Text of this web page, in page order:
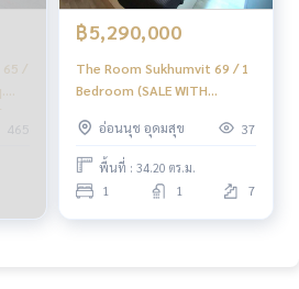
65 /
465
฿5,290,000
The Room Sukhumvit 69 / 1
Bedroom (SALE WITH
/ 1 ห้องนอน (ขายพร้อมผู้เช่า)
PYN139
อ่อนนุช อุดมสุข 37
พื้นที่ : 34.20 ตร.ม.
1 1 7